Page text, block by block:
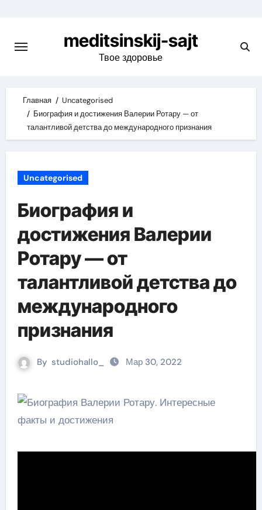
content
meditsinskij-sajt
Твое здоровье
Главная
Uncategorised
Биография и достижения Валерии Ротару — от
талантливой детства до международного признания
Uncategorised
Биография и
достижения Валерии
Ротару — от
талантливой детства до
международного
признания
By studiohallo_ Мар 30, 2022